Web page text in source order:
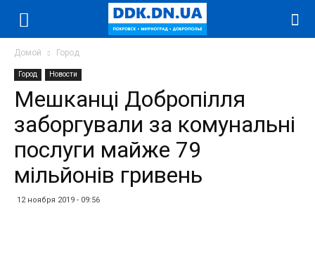
Домой Город
Город Новости
Мешканці Добропілля
заборгували за комунальні
послуги майже 79
мільйонів гривень
12 ноября 2019 - 09:56